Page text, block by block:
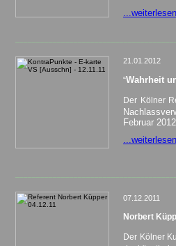
21.01.2012
“Wahrheit
Der Kölner
Februar
07.12.2011
Norbert
Der Kölner